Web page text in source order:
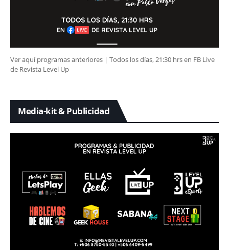
Ver aquí programas anteriores | Todos los días, 21:30 hrs en FB Live
de Revista Level Up
Media-kit & Publicidad